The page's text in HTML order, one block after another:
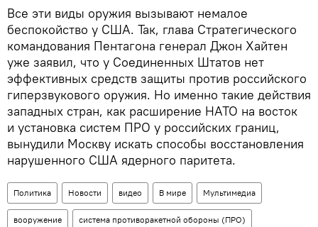
Все эти виды оружия вызывают немалое
беспокойство у США. Так, глава Стратегического
командования Пентагона генерал Джон Хайтен
уже заявил, что у Соединенных Штатов нет
эффективных средств защиты против российского
гиперзвукового оружия. Но именно такие действия
западных стран, как расширение НАТО на восток
и установка систем ПРО у российских границ,
вынудили Москву искать способы восстановления
нарушенного США ядерного паритета.
Политика Новости видео В мире Мультимедиа
вооружение система противоракетной обороны (ПРО)